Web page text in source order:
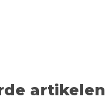
artikelen